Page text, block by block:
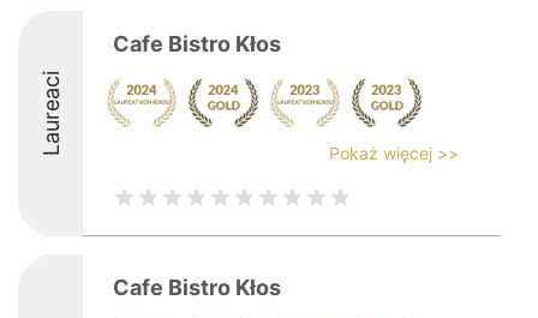
Laureaci
Cafe Bistro Kłos
Pokaż więcej >>
Cafe Bistro Kłos